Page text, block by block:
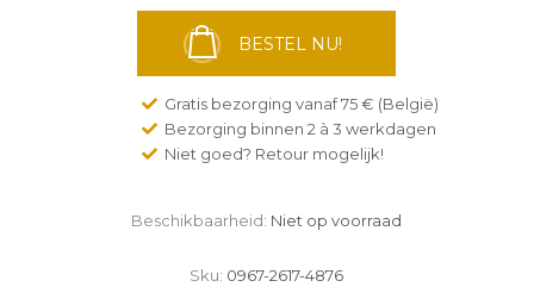
BESTEL NU!
Gratis bezorging vanaf 75 € (België)
Bezorging binnen 2 à 3 werkdagen
Niet goed? Retour mogelijk!
Beschikbaarheid: Niet op voorraad
Sku: 0967-2617-4876